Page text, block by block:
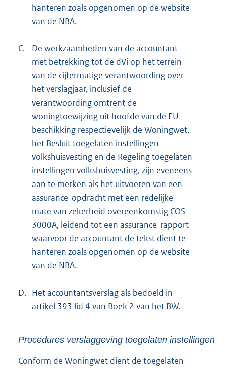
hanteren zoals opgenomen op de website
van de NBA.
C.
De werkzaamheden van de accountant
met betrekking tot de dVi op het terrein
van de cijfermatige verantwoording over
het verslagjaar, inclusief de
verantwoording omtrent de
woningtoewijzing uit hoofde van de EU
beschikking respectievelijk de Woningwet,
het Besluit toegelaten instellingen
volkshuisvesting en de Regeling toegelaten
instellingen volkshuisvesting, zijn eveneens
aan te merken als het uitvoeren van een
assurance-opdracht met een redelijke
mate van zekerheid overeenkomstig COS
3000A, leidend tot een assurance-rapport
waarvoor de accountant de tekst dient te
hanteren zoals opgenomen op de website
van de NBA.
D. Het accountantsverslag als bedoeld in
artikel 393 lid 4 van Boek 2 van het BW.
Procedures verslaggeving toegelaten instellingen
Conform de Woningwet dient de toegelaten